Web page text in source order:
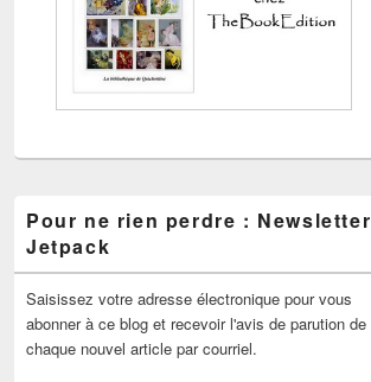
Pour ne rien perdre : Newsletter
Jetpack
Saisissez votre adresse électronique pour vous
abonner à ce blog et recevoir l'avis de parution de
chaque nouvel article par courriel.